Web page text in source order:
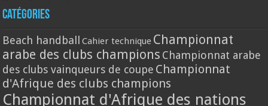
Catégories
Beach handball Cahier technique Championnat
arabe des clubs champions Championnat arabe
des clubs vainqueurs de coupe Championnat
d'Afrique des clubs champions
Championnat d'Afrique des nations